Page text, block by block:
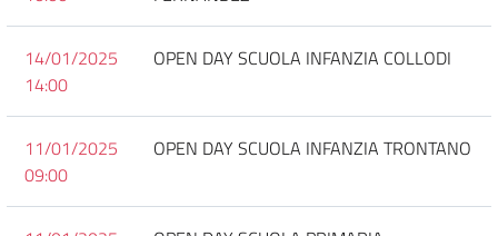
14/01/2025
14:00
OPEN DAY SCUOLA INFANZIA COLLODI
11/01/2025
09:00
OPEN DAY SCUOLA INFANZIA TRONTANO